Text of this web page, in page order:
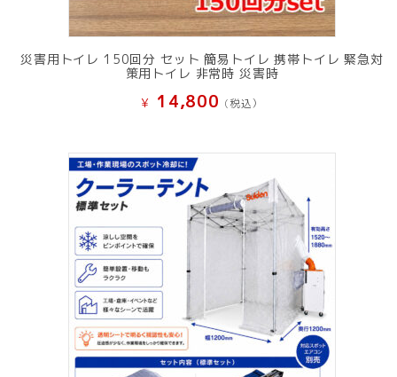
災害用トイレ 150回分 セット 簡易トイレ 携帯トイレ 緊急対
策用トイレ 非常時 災害時
¥ 14,800 (税込）